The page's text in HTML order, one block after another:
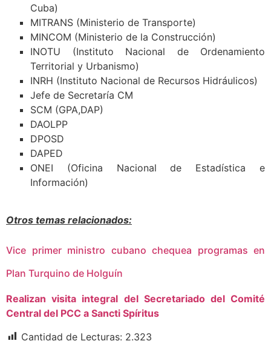
Cuba)
MITRANS (Ministerio de Transporte)
MINCOM (Ministerio de la Construcción)
INOTU (Instituto Nacional de Ordenamiento
Territorial y Urbanismo)
INRH (Instituto Nacional de Recursos Hidráulicos)
Jefe de Secretaría CM
SCM (GPA,DAP)
DAOLPP
DPOSD
DAPED
ONEI (Oficina Nacional de Estadística e
Información)
Otros temas relacionados:
Vice primer ministro cubano chequea programas en
Plan Turquino de Holguín
Realizan visita integral del Secretariado del Comité
Central del PCC a Sancti Spíritus
Cantidad de Lecturas: 2.323